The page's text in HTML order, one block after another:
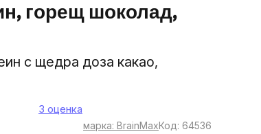
горещ шоколад,
с щедра доза какао,
3 оценка
марка: BrainMaxКод: 64536